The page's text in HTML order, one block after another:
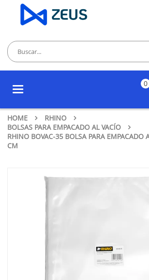
Toggle
0
HOME
RHINO
BOLSAS PARA EMPACADO AL VACÍO
RHINO BOVAC-35 BOLSA PARA EMPACADO
CM